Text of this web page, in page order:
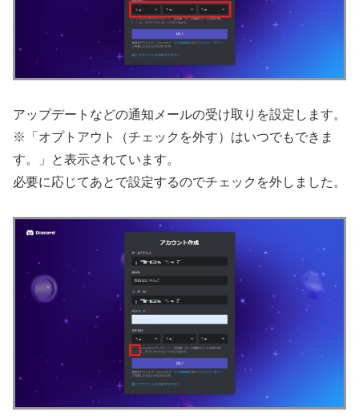
アップデートなどの通知メールの受け取りを設定します。
※「オプトアウト（チェックを外す）はいつでもできま
す。」と表示されています。
必要に応じてあとで設定するのでチェックを外しました。